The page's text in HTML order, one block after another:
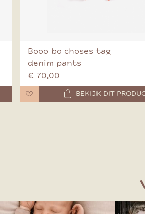
Booo bo choses tag
denim pants
€ 70,00
BEKIJK DIT